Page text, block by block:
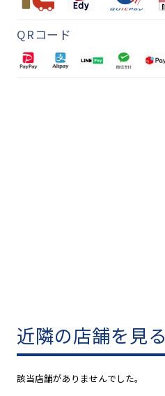
QRコード
近隣の店舗を見る
該当店舗がありませんでした。